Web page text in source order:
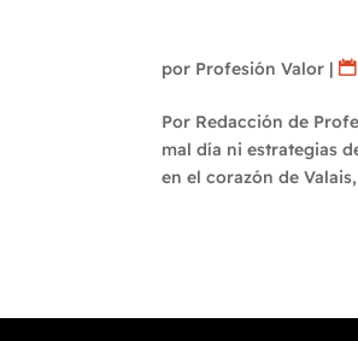
por Profesión Valor |
Por Redacción de
mal día ni estrategias
en el corazón de